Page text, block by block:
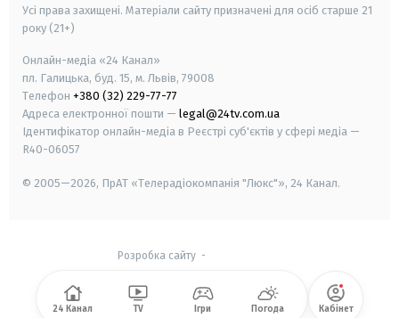
Усі права захищені. Матеріали сайту призначені для осіб старше 21
року (21+)
Онлайн-медіа «24 Канал»
пл. Галицька, буд. 15, м. Львів, 79008
Телефон +380 (32) 229-77-77
Адреса електронної пошти — legal@24tv.com.ua
Ідентифікатор онлайн-медіа в Реєстрі суб'єктів у сфері медіа —
R40-06057
© 2005—2026, ПрАТ «Телерадіокомпанія "Люкс"», 24 Канал.
Розробка сайту-
24 Канал TV Ігри Погода Кабінет